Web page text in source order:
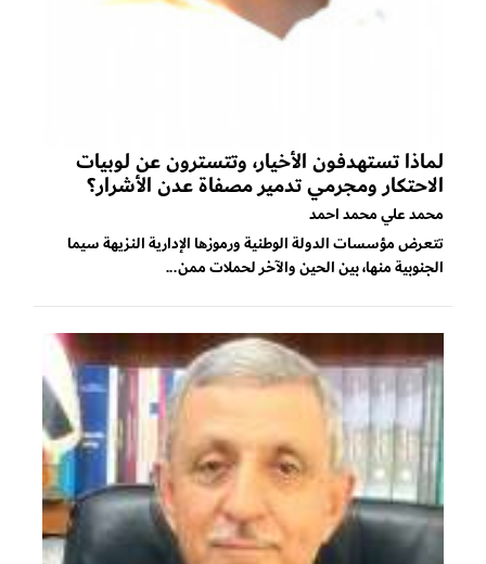
لماذا تستهدفون الأخيار، وتتسترون عن لوبيات
الاحتكار ومجرمي تدمير مصفاة عدن الأشرار؟
محمد علي محمد احمد
تتعرض مؤسسات الدولة الوطنية ورموزها الإدارية النزيهة سيما
الجنوبية منها، بين الحين والآخر لحملات ممن...